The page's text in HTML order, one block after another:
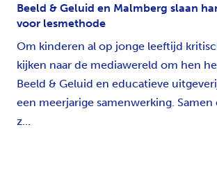
Beeld & Geluid en Malmberg slaan
voor lesmethode
Om kinderen al op jonge leeftijd
kijken naar de mediawereld om hen
Beeld & Geluid en educatieve
een meerjarige samenwerking.
z...